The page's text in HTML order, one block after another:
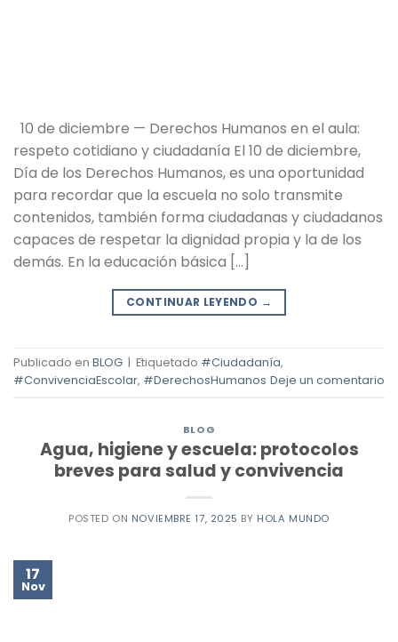
10 de diciembre — Derechos Humanos en el aula:
respeto cotidiano y ciudadanía El 10 de diciembre,
Día de los Derechos Humanos, es una oportunidad
para recordar que la escuela no solo transmite
contenidos, también forma ciudadanas y ciudadanos
capaces de respetar la dignidad propia y la de los
demás. En la educación básica […]
CONTINUAR LEYENDO →
Publicado en BLOG | Etiquetado #Ciudadanía,
#ConvivenciaEscolar, #DerechosHumanos Deje un comentario
BLOG
Agua, higiene y escuela: protocolos
breves para salud y convivencia
POSTED ON NOVIEMBRE 17, 2025 BY HOLA MUNDO
17
Nov